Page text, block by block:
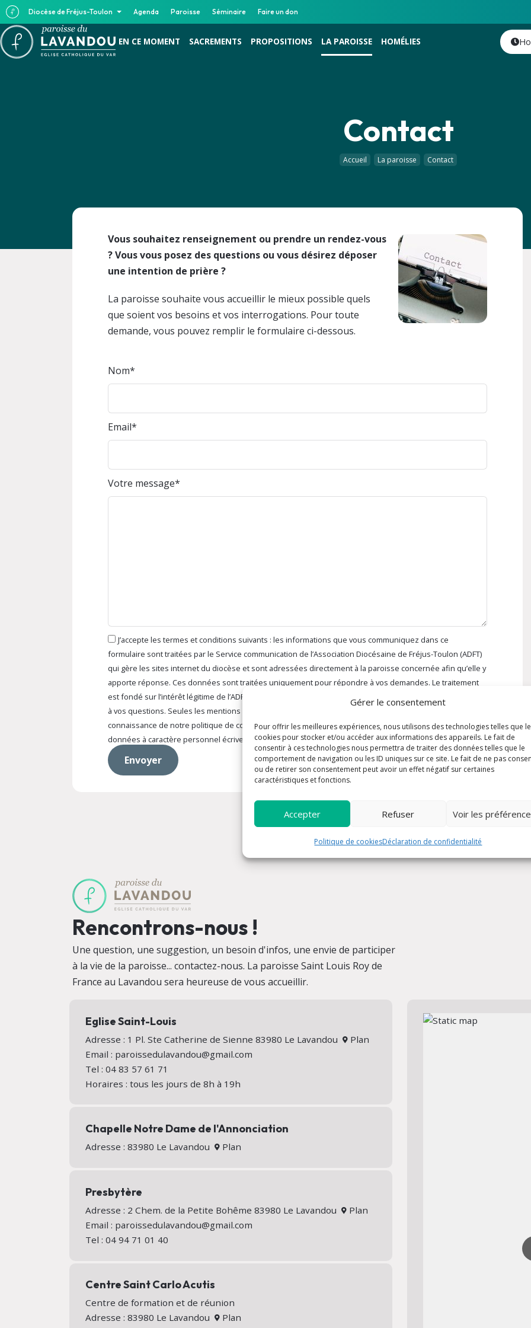
Diocèse de Fréjus-Toulon Agenda Paroisse Séminaire Faire un don
Gérer le consentement
Pour offrir les meilleures expériences, nous utilisons des technologies telles que
cookies pour stocker et/ou accéder aux informations des appareils. Le fait de
consentir à ces technologies nous permettra de traiter des données telles que le
comportement de navigation ou les ID uniques sur ce site. Le fait de ne pas
ou de retirer son consentement peut avoir un effet négatif sur certaines
caractéristiques et fonctions.
Accepter Refuser Voir les
Politique de cookiesDéclaration de confidentialité
EN CE MOMENT SACREMENTS PROPOSITIONS LA PAROISSE HOMÉLIES
Contact
Accueil La paroisse Contact
Vous souhaitez renseignement ou prendre un rendez-vous
? Vous vous posez des questions ou vous désirez déposer
une intention de prière ?
La paroisse souhaite vous accueillir le mieux possible quels
que soient vos besoins et vos interrogations. Pour toute
demande, vous pouvez remplir le formulaire ci-dessous.
Nom
Email
Votre message
J’accepte les termes et conditions suivants : les informations que vous communiquez dans ce
formulaire sont traitées par le Service communication de l’Association Diocésaine de Fréjus-Toulon (ADFT)
qui gère les sites internet du diocèse et sont adressées directement à la paroisse concernée afin qu’elle y
apporte réponse. Ces données sont traitées uniquement pour répondre à vos demandes. Le traitement
est fondé sur l’intérêt légitime de l’ADFT et de la paroisse de donner suite à vos demandes et de répondre
à vos questions. Seules les mentions signalées par un * sont obligatoires. Nous vous invitons à prendre
connaissance de notre politique de confidentialité. Pour exercer vos droits ou toutes questions sur vos
données à caractère personnel écrivez à rgpd@diocese-frejus-toulon.com *
Envoyer
Rencontrons-nous !
Une question, une suggestion, un besoin d'infos, une envie de participer
à la vie de la paroisse... contactez-nous. La paroisse Saint Louis Roy de
France au Lavandou sera heureuse de vous accueillir.
Eglise Saint-Louis
Adresse : 1 Pl. Ste Catherine de Sienne 83980 Le Lavandou
Plan
Email : paroissedulavandou@gmail.com
Tel : 04 83 57 61 71
Horaires : tous les jours de 8h à 19h
Chapelle Notre Dame de l'Annonciation
Adresse : 83980 Le Lavandou Plan
Presbytère
Adresse : 2 Chem. de la Petite Bohême 83980 Le Lavandou
Plan
Email : paroissedulavandou@gmail.com
Tel : 04 94 71 01 40
Centre Saint Carlo Acutis
Centre de formation et de réunion
Adresse : 83980 Le Lavandou
Plan